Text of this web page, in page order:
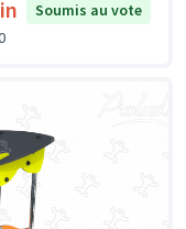
Soumis au vote